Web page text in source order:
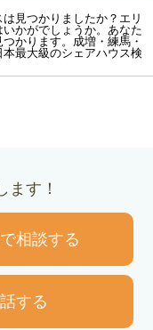
見つかりましたか？エリ
かがでしょうか。あなた
かります。成増・練馬・
最大級のシェアハウス検
ます！
相談する
する